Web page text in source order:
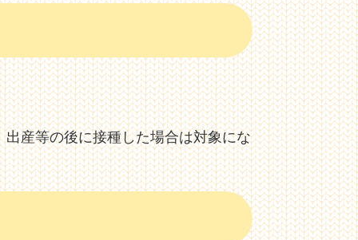
産等の後に接種した場合は対象にな